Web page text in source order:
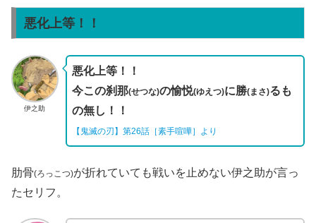
悪化上等！！
伊之助
悪化上等！！
今この刹那(せつな)の愉悦(ゆえつ)に勝(まさ)るも
の無し！！
【鬼滅の刃】第26話［素手喧嘩］より
肋骨(ろっこつ)が折れていても戦いを止めない伊之助が言っ
たセリフ。